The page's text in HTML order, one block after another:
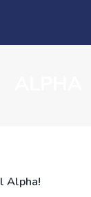
Alpha!